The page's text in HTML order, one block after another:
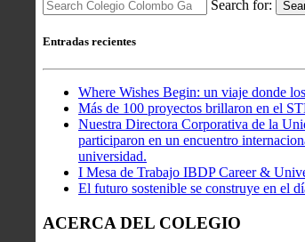
Search for:
Entradas recientes
Where Wishes Begin: un viaje donde
Más de 100 proyectos brillaron en el
Nuestra Directora Corporativa de la
participaron en un encuentro
universidad.
I Mesa de Trabajo IBDP Career &
El futuro sostenible se construye en el
ACERCA DEL COLEGIO